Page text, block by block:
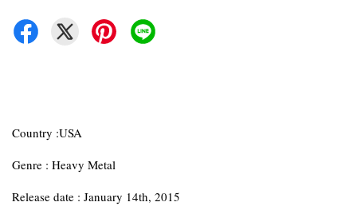
Country :USA
Genre : Heavy Metal
Release date : January 14th, 2015